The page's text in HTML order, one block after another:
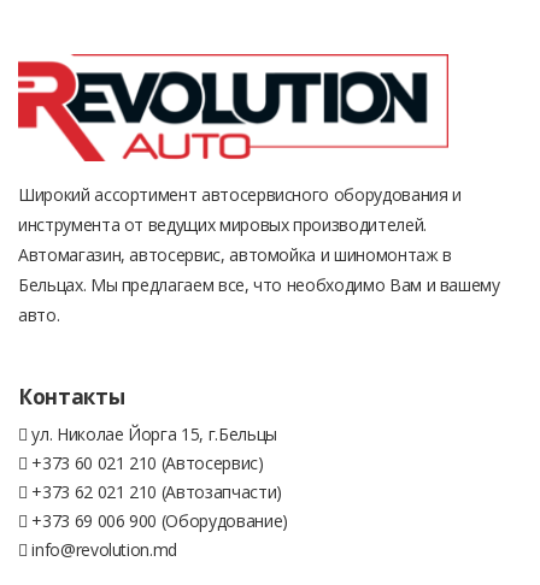
Широкий ассортимент автосервисного оборудования и
инструмента от ведущих мировых производителей.
Автомагазин, автосервис, автомойка и шиномонтаж в
Бельцах. Мы предлагаем все, что необходимо Вам и вашему
авто.
Контакты
ул. Николае Йорга 15, г.Бельцы
+373 60 021 210 (Автосервис)
+373 62 021 210 (Автозапчасти)
+373 69 006 900 (Оборудование)
info@revolution.md